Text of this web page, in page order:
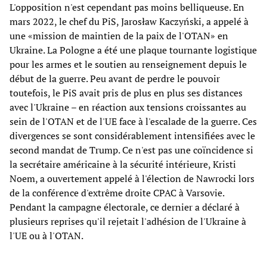
L'opposition n'est cependant pas moins belliqueuse. En
mars 2022, le chef du PiS, Jarosław Kaczyński, a appelé à
une «mission de maintien de la paix de l'OTAN» en
Ukraine. La Pologne a été une plaque tournante logistique
pour les armes et le soutien au renseignement depuis le
début de la guerre. Peu avant de perdre le pouvoir
toutefois, le PiS avait pris de plus en plus ses distances
avec l'Ukraine – en réaction aux tensions croissantes au
sein de l'OTAN et de l'UE face à l'escalade de la guerre. Ces
divergences se sont considérablement intensifiées avec le
second mandat de Trump. Ce n'est pas une coïncidence si
la secrétaire américaine à la sécurité intérieure, Kristi
Noem, a ouvertement appelé à l'élection de Nawrocki lors
de la conférence d'extrême droite CPAC à Varsovie.
Pendant la campagne électorale, ce dernier a déclaré à
plusieurs reprises qu'il rejetait l'adhésion de l'Ukraine à
l'UE ou à l'OTAN.